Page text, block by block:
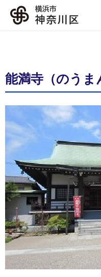
能満寺（のうま